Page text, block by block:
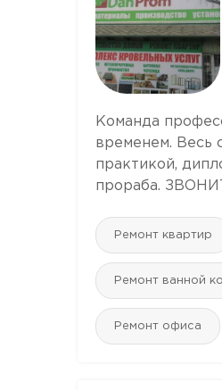
Команда
временем. Весь
практикой,
прораба.
Ремонт квартир
Ремонт ванной
Ремонт офиса